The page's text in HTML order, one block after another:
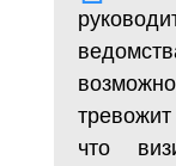
что